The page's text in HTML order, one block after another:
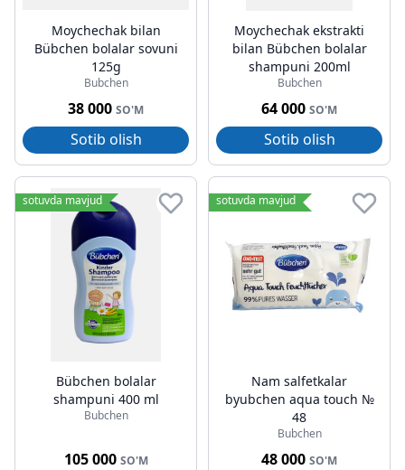
Moychechak bilan
Bübchen bolalar sovuni
125g
Bubchen
38 000 SO'M
Sotib olish
Moychechak ekstrakti
bilan Bübchen bolalar
shampuni 200ml
Bubchen
64 000 SO'M
Sotib olish
sotuvda mavjud
Bübchen bolalar
shampuni 400 ml
Bubchen
105 000 SO'M
sotuvda mavjud
Nam salfetkalar
byubchen aqua touch №
48
Bubchen
48 000 SO'M